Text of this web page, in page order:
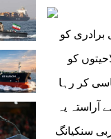
برادری کو
کو
کر رہا
یہ
جون تک چین کے شمال مغربی سنکیانگ